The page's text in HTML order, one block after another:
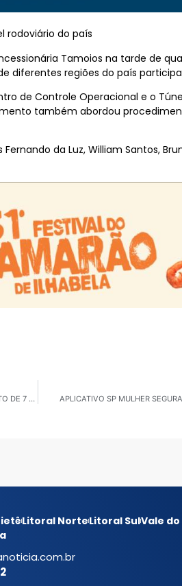
rodoviário do país
Tamoios na tarde de
diferentes regiões do país
de Controle Operacional e o
também abordou
da Luz, William Santos,
CARAGUATATUBA: PREFEITO ANUNCIA PROGRESSÃO SALARIAL A SERVIDORES EM ATO DE 7 DE SETEMBRO APLICATIVO SP MULHER
Litoral NorteLitoral SulVale